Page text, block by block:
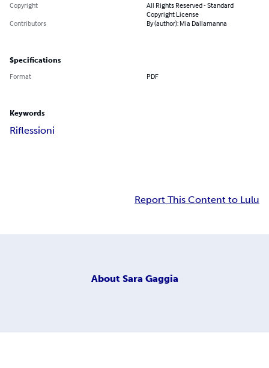
Copyright
All Rights Reserved - Standard
Copyright License
Contributors
By (author): Mia Dallamanna
Specifications
Format PDF
Keywords
Riflessioni
Report This Content to Lulu
About Sara Gaggia